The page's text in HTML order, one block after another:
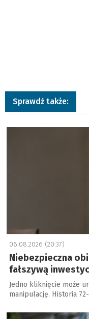
Sprawdź także:
a
06.08.2026 (20:37)
Niebezpieczna
fałszywą
Jedno kliknięcie może
manipulację. Historia
a